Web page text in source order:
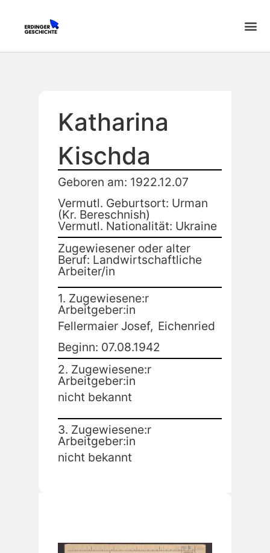
Katharina
Kischda
Geboren am: 1922.12.07
Vermutl. Geburtsort: Urman
(Kr. Bereschnish)
Vermutl. Nationalität: Ukraine
Zugewiesener oder alter
Beruf: Landwirtschaftliche
Arbeiter/in
1. Zugewiesene:r
Arbeitgeber:in
Fellermaier Josef, Eichenried
Beginn: 07.08.1942
2. Zugewiesene:r
Arbeitgeber:in
nicht bekannt
3. Zugewiesene:r
Arbeitgeber:in
nicht bekannt